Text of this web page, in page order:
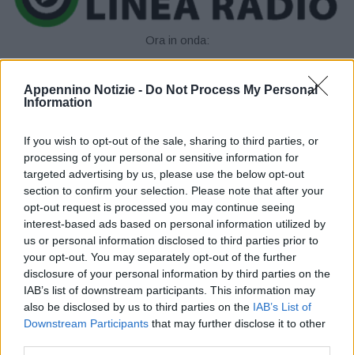
Appennino Notizie - Do Not Process My Personal
Information
If you wish to opt-out of the sale, sharing to third parties, or
processing of your personal or sensitive information for
targeted advertising by us, please use the below opt-out
section to confirm your selection. Please note that after your
opt-out request is processed you may continue seeing
interest-based ads based on personal information utilized by
us or personal information disclosed to third parties prior to
your opt-out. You may separately opt-out of the further
disclosure of your personal information by third parties on the
IAB’s list of downstream participants. This information may
also be disclosed by us to third parties on the IAB’s List of
Downstream Participants that may further disclose it to other
Ora in onda:
____________
Irregolarmente nuvoloso. Al mattino addensamenti più
consistenti lungo i rilievi appenninici centro-occidentali dove, a
partire dalla tarda mattinata, potranno verificarsi locali rovesci
temporaleschi. Nel corso del pomeriggio estensione dei
fenomeni anche alle aree di crinale del settore appenninico
orientale. Tendenza a rasserenamenti serali con esaurimento dei
fenomeni. Temperature in lieve aumento con valori minimi tra 22-
25 gradi e valori massimi tra 29 gradi dei settori costieri e 32
gradi della pianura dell’entroterra. Venti deboli orientali con
temporanei locali rinforzi. Mare poco mosso.